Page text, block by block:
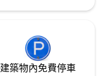
建築物內免費停車